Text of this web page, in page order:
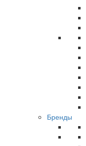
Бренды